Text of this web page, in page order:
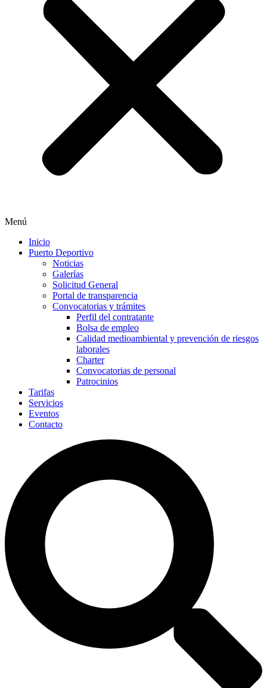
Menú
Inicio
Puerto Deportivo
Noticias
Galerías
Solicitud General
Portal de transparencia
Convocatorias y trámites
Perfil del contratante
Bolsa de empleo
Calidad medioambiental y prevención de riesgos
laborales
Charter
Convocatorias de personal
Patrocinios
Tarifas
Servicios
Eventos
Contacto